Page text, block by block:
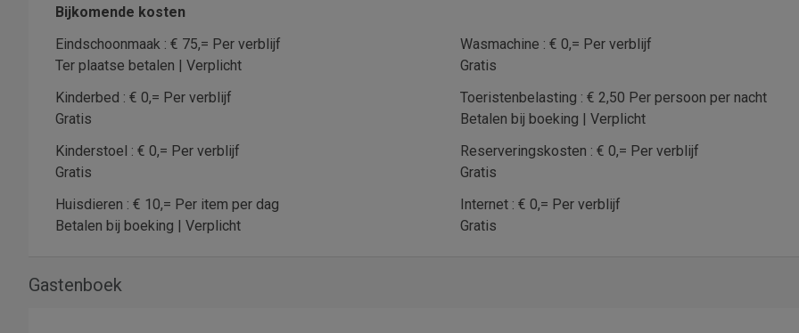
Bijkomende kosten
Eindschoonmaak : € 75,= Per verblijf
Ter plaatse betalen | Verplicht
Kinderbed : € 0,= Per verblijf
Gratis
Kinderstoel : € 0,= Per verblijf
Gratis
Huisdieren : € 10,= Per item per dag
Betalen bij boeking | Verplicht
Wasmachine : € 0,= Per verblijf
Gratis
Toeristenbelasting : € 2,50 Per persoon per nacht
Betalen bij boeking | Verplicht
Reserveringskosten : € 0,= Per verblijf
Gratis
Internet : € 0,= Per verblijf
Gratis
Gastenboek